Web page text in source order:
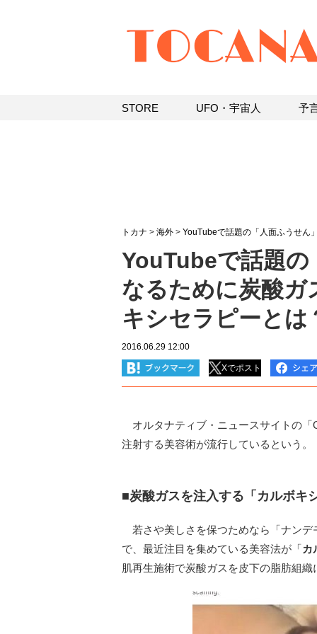
トカナ > 海外 > YouTubeで話題の「人面ふうせん
YouTubeで話題の
なるために炭酸ガ
キシセラピーとは
2016.06.29 12:00
Xでポスト
オルタナティブ・ニュースサイトの「
注射する美容術が流行しているという。
■炭酸ガスを注入する「カルボキ
若さや美しさを保つためなら「ナンデ
で、最近注目を集めている美容法が「カ
肌再生施術で炭酸ガスを皮下の脂肪組
STORE UFO・宇宙人 予